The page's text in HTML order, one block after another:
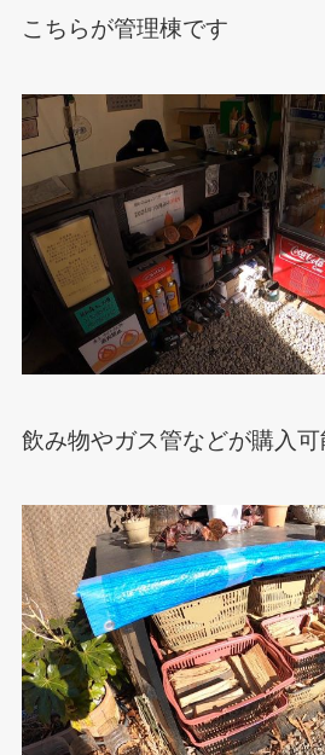
こちらが管理棟です
飲み物やガス管などが購入可